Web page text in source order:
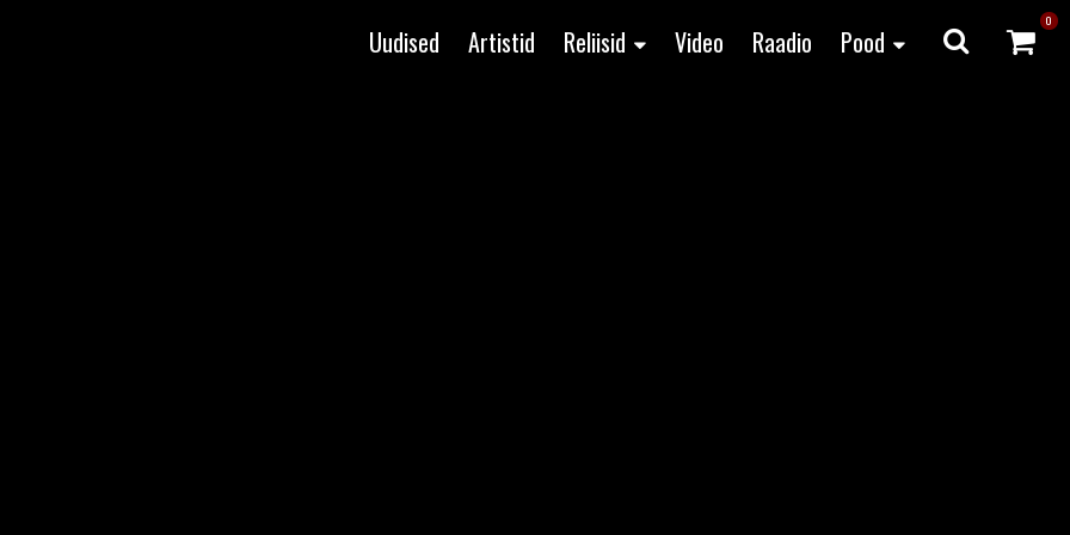
Uudised Artistid Reliisid Video Raadio Pood
0